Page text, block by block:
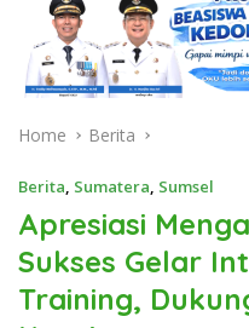
Home Berita
Berita, Sumatera, Sumsel
Apresiasi
Sukses Gelar
Training,